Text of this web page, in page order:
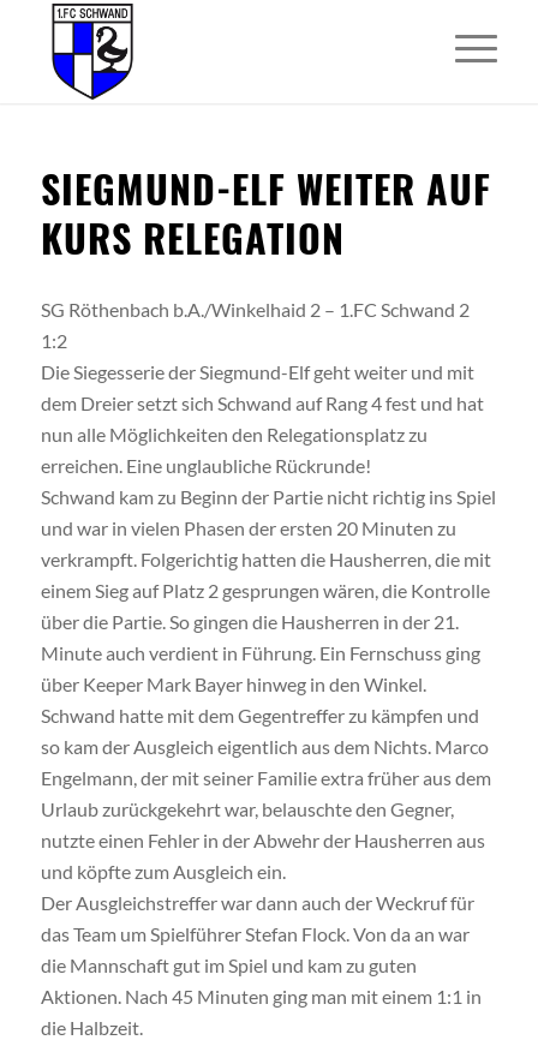
SIEGMUND-ELF WEITER AUF
KURS RELEGATION
SG Röthenbach b.A./Winkelhaid 2 – 1.FC Schwand 2
1:2
Die Siegesserie der Siegmund-Elf geht weiter und mit
dem Dreier setzt sich Schwand auf Rang 4 fest und hat
nun alle Möglichkeiten den Relegationsplatz zu
erreichen. Eine unglaubliche Rückrunde!
Schwand kam zu Beginn der Partie nicht richtig ins Spiel
und war in vielen Phasen der ersten 20 Minuten zu
verkrampft. Folgerichtig hatten die Hausherren, die mit
einem Sieg auf Platz 2 gesprungen wären, die Kontrolle
über die Partie. So gingen die Hausherren in der 21.
Minute auch verdient in Führung. Ein Fernschuss ging
über Keeper Mark Bayer hinweg in den Winkel.
Schwand hatte mit dem Gegentreffer zu kämpfen und
so kam der Ausgleich eigentlich aus dem Nichts. Marco
Engelmann, der mit seiner Familie extra früher aus dem
Urlaub zurückgekehrt war, belauschte den Gegner,
nutzte einen Fehler in der Abwehr der Hausherren aus
und köpfte zum Ausgleich ein.
Der Ausgleichstreffer war dann auch der Weckruf für
das Team um Spielführer Stefan Flock. Von da an war
die Mannschaft gut im Spiel und kam zu guten
Aktionen. Nach 45 Minuten ging man mit einem 1:1 in
die Halbzeit.